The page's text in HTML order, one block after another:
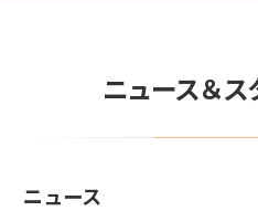
ニュース＆
ニュース